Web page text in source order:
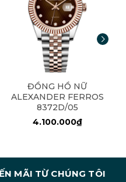
ĐỒNG HỒ NỮ
ALEXANDER FERROS
8372D/05
4.100.000₫
MÃI TỪ CHÚNG TÔI